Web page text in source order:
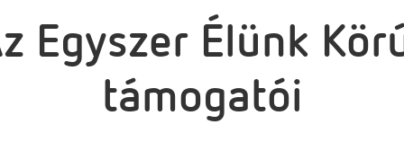
Egyszer Élünk
támogatói